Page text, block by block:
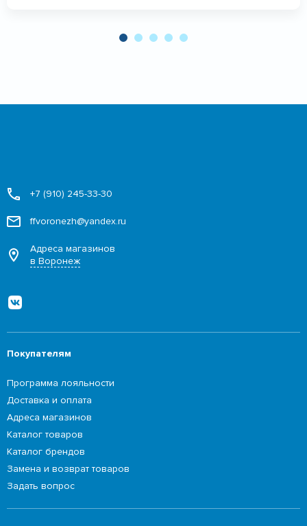
+7 (910) 245-33-30
ffvoronezh@yandex.ru
Адреса магазинов
в Воронеж
Покупателям
Программа лояльности
Доставка и оплата
Адреса магазинов
Каталог товаров
Каталог брендов
Замена и возврат товаров
Задать вопрос